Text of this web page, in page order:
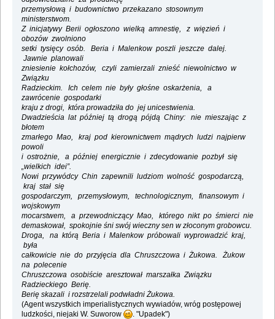
przemysłową i budownictwo przekazano stosownym
ministerstwom.
Z inicjatywy Berii ogłoszono wielką amnestię, z więzień i
obozów zwolniono
setki tysięcy osób. Beria i Malenkow poszli jeszcze dalej.
Jawnie planowali
zniesienie kołchozów, czyli zamierzali znieść niewolnictwo w
Związku
Radzieckim. Ich celem nie były głośne oskarżenia, a
zawrócenie gospodarki
kraju z drogi, która prowadziła do jej unicestwienia.
Dwadzieścia lat później tą drogą pójdą Chiny: nie mieszając z
błotem
zmarłego Mao, kraj pod kierownictwem mądrych ludzi najpierw
powoli
i ostrożnie, a później energicznie i zdecydowanie pozbył się
„wielkich idei”.
Nowi przywódcy Chin zapewnili ludziom wolność gospodarczą,
kraj stał się
gospodarczym, przemysłowym, technologicznym, finansowym i
wojskowym
mocarstwem, a przewodniczący Mao, którego nikt po śmierci nie
demaskował, spokojnie śni swój wieczny sen w złoconym grobowcu.
Droga, na którą Beria i Malenkow próbowali wyprowadzić kraj,
była
całkowicie nie do przyjęcia dla Chruszczowa i Żukowa. Żukow
na polecenie
Chruszczowa osobiście aresztował marszałka Związku
Radzieckiego Berię.
Berię skazali i rozstrzelali podwładni Żukowa.
(Agent wszystkich imperialistycznych wywiadów, wróg postępowej
ludzkości, niejaki W. Suworow
. "Upadek")